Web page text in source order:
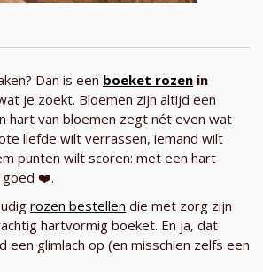
Dan is een boeket rozen in
je zoekt. Bloemen zijn altijd een
hart van bloemen zegt nét even wat
liefde wilt verrassen, iemand wilt
punten wilt scoren: met een hart
goed ❤️.
rozen bestellen die met zorg zijn
hartvormig boeket. En ja, dat
een glimlach op (en misschien zelfs een